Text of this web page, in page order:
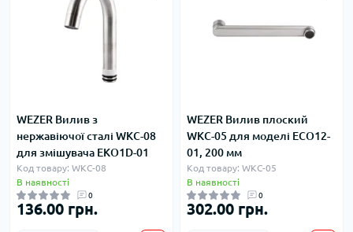
WEZER Вилив з
нержавіючої сталі WKC-08
для змішувача ЕКО1D-01
Код товару: WKC-08
В наявності
0
136.00 грн.
WEZER Вилив плоский
WKC-05 для моделі ЕCО12-
01, 200 мм
Код товару: WKC-05
В наявності
0
302.00 грн.